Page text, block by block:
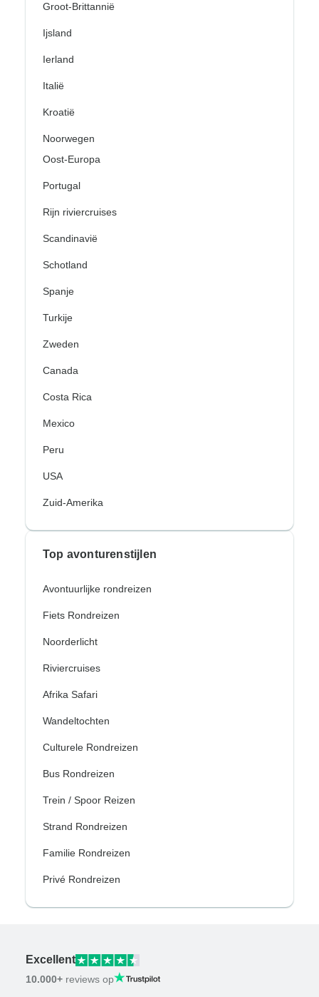
Groot-Brittannië
Ijsland
Ierland
Italië
Kroatië
Noorwegen
Oost-Europa
Portugal
Rijn riviercruises
Scandinavië
Schotland
Spanje
Turkije
Zweden
Canada
Costa Rica
Mexico
Peru
USA
Zuid-Amerika
Top avonturenstijlen
Avontuurlijke rondreizen
Fiets Rondreizen
Noorderlicht
Riviercruises
Afrika Safari
Wandeltochten
Culturele Rondreizen
Bus Rondreizen
Trein / Spoor Reizen
Strand Rondreizen
Familie Rondreizen
Privé Rondreizen
Excellent
10.000+ reviews op